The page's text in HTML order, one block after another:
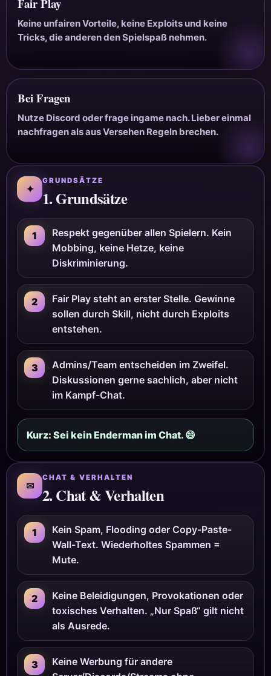
Fair Play
Keine unfairen Vorteile, keine Exploits und keine
Tricks, die anderen den Spielspaß nehmen.
Bei Fragen
Nutze Discord oder frage ingame nach. Lieber einmal
nachfragen als aus Versehen Regeln brechen.
✦
GRUNDSÄTZE
1. Grundsätze
1
Respekt gegenüber allen Spielern. Kein
Mobbing, keine Hetze, keine
Diskriminierung.
2
Fair Play steht an erster Stelle. Gewinne
sollen durch Skill, nicht durch Exploits
entstehen.
3
Admins/Team entscheiden im Zweifel.
Diskussionen gerne sachlich, aber nicht
im Kampf-Chat.
Kurz: Sei kein Enderman im Chat. 😄
✉
CHAT & VERHALTEN
2. Chat & Verhalten
1
Kein Spam, Flooding oder Copy-Paste-
Wall-Text. Wiederholtes Spammen =
Mute.
2
Keine Beleidigungen, Provokationen oder
toxisches Verhalten. „Nur Spaß“ gilt nicht
als Ausrede.
3
Keine Werbung für andere